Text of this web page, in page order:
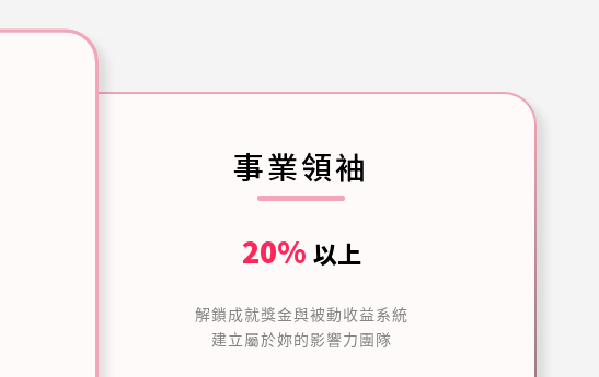
事業領袖
20% 以上
解鎖成就獎金與被動收益系統
建立屬於妳的影響力團隊